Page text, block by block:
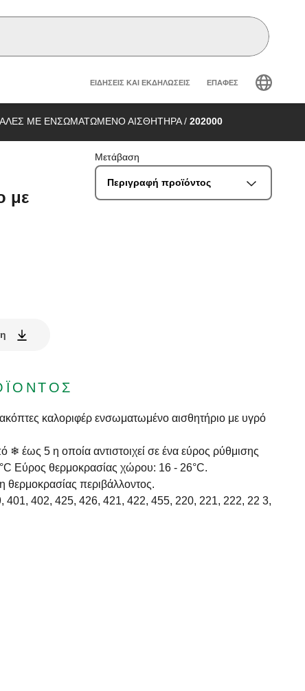
Header secondary
ΕΙΔΉΣΕΙΣ ΚΑΙ ΕΚΔΗΛΏΣΕΙΣ ΕΠΑΦΈΣ
ΜΕ ΕΝΣΩΜΑΤΩΜΕΝΟ ΑΙΣΘΗΤΗΡΑ/ 202000
με
Μετάβαση
Περιγραφή προϊόντος
καλοριφέρ ενσωματωμένο αισθητήριο με υγρό
❄ έως 5 η οποία αντιστοιχεί σε ένα εύρος ρύθμισης
Eύρος θερμοκρασίας χώρου: 16 - 26°C.
θερμοκρασίας περιβάλλοντος.
401, 402, 425, 426, 421, 422, 455, 220, 221, 222, 22 3,